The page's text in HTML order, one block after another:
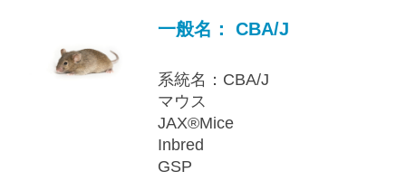
一般名： CBA/J
系統名：CBA/J
マウス
JAX®Mice
Inbred
GSP